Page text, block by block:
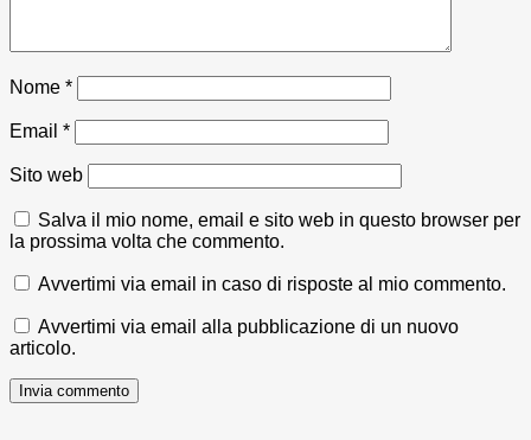
Nome *
Email *
Sito web
Salva il mio nome, email e sito web in questo browser per
la prossima volta che commento.
Avvertimi via email in caso di risposte al mio commento.
Avvertimi via email alla pubblicazione di un nuovo
articolo.